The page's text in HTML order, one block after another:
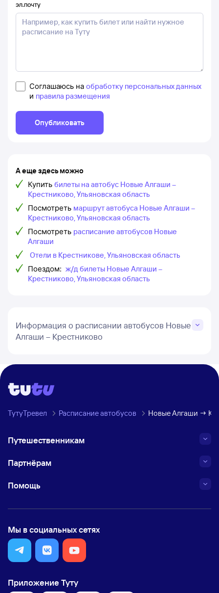
эл.почту
Соглашаюсь на обработку персональных данных
и правила размещения
Опубликовать
А еще здесь можно
Купить билеты на автобус Новые Алгаши –
Крестниково, Ульяновская область
Посмотреть маршрут автобуса Новые Алгаши –
Крестниково, Ульяновская область
Посмотреть расписание автобусов Новые
Алгаши
Отели в Крестникове, Ульяновская область
Поездом: ж/д билеты Новые Алгаши –
Крестниково, Ульяновская область
Информация о расписании автобусов Новые
Алгаши – Крестниково
ТутуТревел Расписание автобусов Новые Алгаши →
Путешественникам
Партнёрам
Помощь
Мы в социальных сетях
Приложение Туту